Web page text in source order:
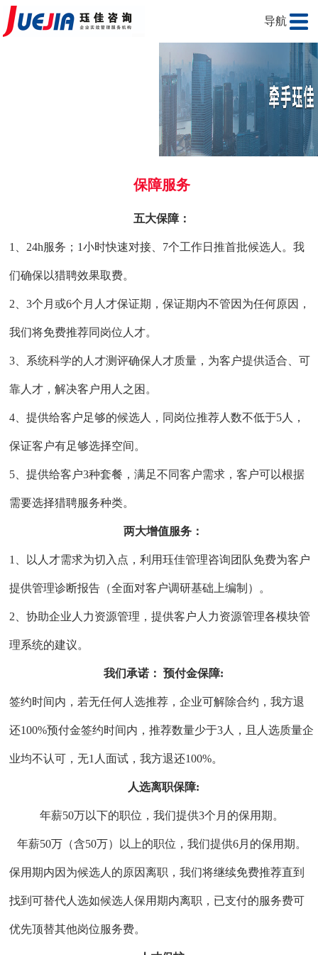
导航
保障服务
五大保障：
1 24h服务； 1小时快速对接、7个工作日推首批候选人。我
们确保以猎聘效果取费。
2 、3个月或6个月人才保证期，保证期内不管因为任何原因，
我们将免费推荐同岗位人才。
3 、系统科学的人才测评确保人才质量，为客户提供适合、可
靠人才，解决客户用人之困。
4 、提供给客户足够的候选人，同岗位推荐人数不低于5 人，
保证客户有足够选择空间。
5 、提供给客户3种套餐，满足不同客户需求，客户可以根据
需要选择猎聘服务种类。
两大增值服务：
1 、以人才需求为切入点，利用珏佳管理咨询团队免费为客户
提供管理诊断报告（全面对客户调研基础上编制）。
2 、协助企业人力资源管理，提供客户人力资源管理各模块管
理系统的建议。
我们承诺： 预付金保障:
签约时间内，若无任何人选推荐，企业可解除合约，我方退
还100%预付金签约时间内，推荐数量少于3 人，且人选质量企
业均不认可，无1 人面试，我方退还100%。
人选离职保障:
年薪50万以下的职位，我们提供3个月的保用期。
年薪50万（含50万）以上的职位，我们提供6月的保用期。
保用期内因为候选人的原因离职，我们将继续免费推荐直到
找到可替代人选如候选人保用期内离职，已支付的服务费可
优先顶替其他岗位服务费。